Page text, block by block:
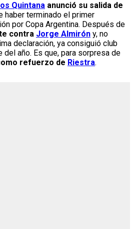
Quintana anunció su salida de
haber terminado el primer
por Copa Argentina. Después de
contra Jorge Almirón y, no
declaración, ya consiguió club
del año. Es que, para sorpresa de
refuerzo de Riestra.